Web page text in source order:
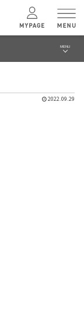
MENU
2022.09.29